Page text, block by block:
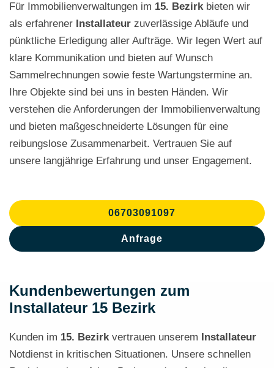
Für Immobilienverwaltungen im 15. Bezirkbieten wir
als erfahrener Installateur zuverlässige Abläufe und
pünktliche Erledigung aller Aufträge. Wir legen Wert auf
klare Kommunikation und bieten auf Wunsch
Sammelrechnungen sowie feste Wartungstermine an.
Ihre Objekte sind bei uns in besten Händen. Wir
verstehen die Anforderungen der Immobilienverwaltung
und bieten maßgeschneiderte Lösungen für eine
reibungslose Zusammenarbeit. Vertrauen Sie auf
unsere langjährige Erfahrung und unser Engagement.
06703091097
Anfrage
Kundenbewertungen zum
Installateur 15 Bezirk
Kunden im 15. Bezirkvertrauen unserem Installateur
Notdienst in kritischen Situationen. Unsere schnellen